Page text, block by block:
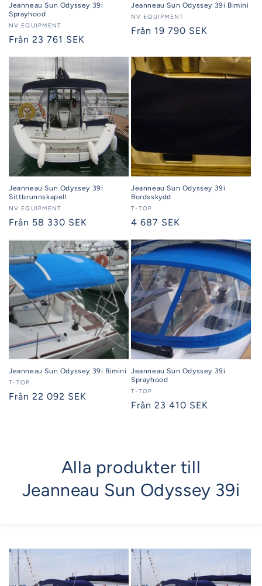
Jeanneau Sun Odyssey 39i
Sprayhood
Säljare:
NV EQUIPMENT
Ordinarie
Från 23 761 SEK
Jeanneau Sun Odyssey 39i Bimini
Säljare:
NV EQUIPMENT
Ordinarie
Från 19 790 SEK
Jeanneau Sun Odyssey 39i
Sittbrunnskapell
Säljare:
NV EQUIPMENT
Ordinarie
Från 58 330 SEK
Jeanneau Sun Odyssey 39i
Bordsskydd
Säljare:
T-TOP
Ordinarie
4 687 SEK
Jeanneau Sun Odyssey 39i Bimini
Säljare:
T-TOP
Ordinarie
Från 22 092 SEK
Jeanneau Sun Odyssey 39i
Sprayhood
Säljare:
T-TOP
Ordinarie
Från 23 410 SEK
Alla produkter till
Jeanneau Sun Odyssey 39i